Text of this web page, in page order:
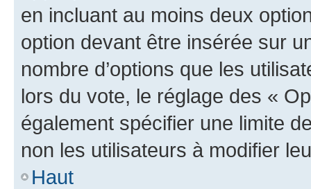
en incluant au moins deux
option devant être insérée sur
nombre d’options que les
lors du vote, le réglage des «
également spécifier une limite
non les utilisateurs à modifier
Haut